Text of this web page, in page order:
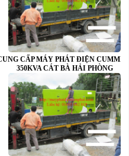
CUNG CẤP MÁY PHÁT ĐIỆN CUMMINS
350KVA CÁT BÀ HẢI PHÒNG